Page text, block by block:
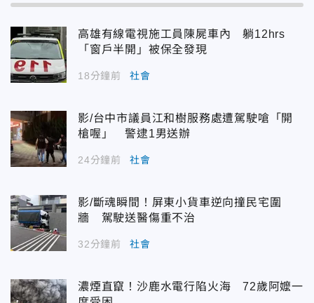
高雄有線電視施工員陳屍車內 躺12hrs
「窗戶半開」被保全發現
18分鐘前 社會
影/台中市議員江和樹服務處遭駕駛嗆「開
槍喔」 警逮1男送辦
24分鐘前 社會
影/斷魂瞬間！屏東小貨車逆向撞民宅圍
牆 駕駛送醫傷重不治
32分鐘前 社會
濃煙直竄！沙鹿水電行陷火海 72歲阿嬤一